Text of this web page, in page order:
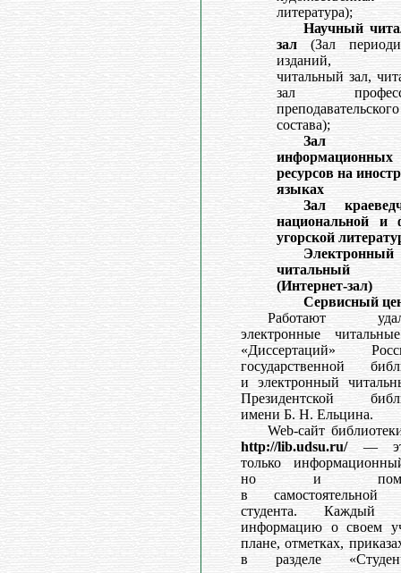
литература);
Научный
зал(Зал
изданий,
читальный зал,
зал
преподавательского
состава);
Зал
информационных
ресурсов на
языках
Зал
национальной и
угорской
Электронный
читальный
(Интернет-зал)
Сервисный
Работают
электронные
«Диссертаций»
государственной
и электронный
Президентской
имени Б. Н. Ельцина.
Web-сайт
http://lib.udsu.ru/—
только
но и
в самостоятельной
студента. Каждый
информацию о своем
плане, отметках,
в разделе